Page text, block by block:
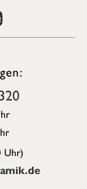
Uhr)